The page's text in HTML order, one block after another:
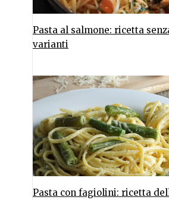
Pasta al salmone: ricetta
varianti
Pasta con fagiolini: ricetta